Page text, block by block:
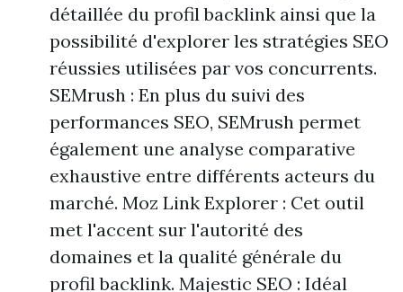
détaillée du profil backlink ainsi que la
possibilité d'explorer les stratégies SEO
réussies utilisées par vos concurrents.
SEMrush : En plus du suivi des
performances SEO, SEMrush permet
également une analyse comparative
exhaustive entre différents acteurs du
marché. Moz Link Explorer : Cet outil
met l'accent sur l'autorité des
domaines et la qualité générale du
profil backlink. Majestic SEO : Idéal